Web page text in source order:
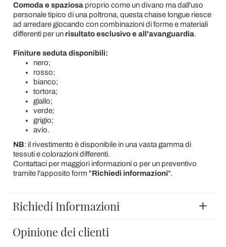
Comoda e spaziosaproprio come un divano ma dall'uso
personale tipico di una poltrona, questa chaise longue riesce
ad arredare giocando con combinazioni di forme e materiali
differenti per un risultato esclusivo e all'avanguardia.
Finiture seduta disponibili:
nero;
rosso;
bianco;
tortora;
giallo;
verde;
grigio;
avio.
NB: il rivestimento è disponibile in una vasta gamma di
tessuti e colorazioni differenti.
Contattaci per maggiori informazioni o per un preventivo
tramite l'apposito form "Richiedi informazioni".
Richiedi Informazioni
Opinione dei clienti